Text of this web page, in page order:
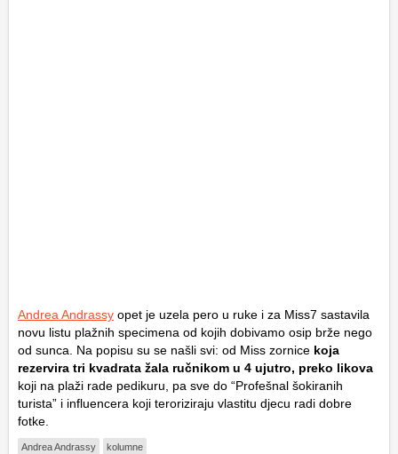
Andrea Andrassy opet je uzela pero u ruke i za Miss7 sastavila
novu listu plažnih specimena od kojih dobivamo osip brže nego
od sunca. Na popisu su se našli svi: od Miss zornice koja
rezervira tri kvadrata žala ručnikom u 4 ujutro, preko likova
koji na plaži rade pedikuru, pa sve do “Profešnal šokiranih
turista” i influencera koji teroriziraju vlastitu djecu radi dobre
fotke.
Andrea Andrassy kolumne